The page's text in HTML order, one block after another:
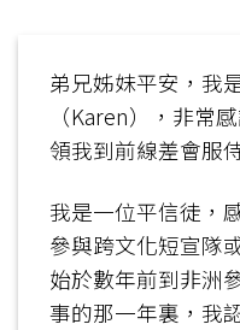
弟兄姊妹平安，我
（Karen），非常
領我到前線差會服
我是一位平信徒，
參與跨文化短宣隊
始於數年前到非洲
事的那一年裏，我